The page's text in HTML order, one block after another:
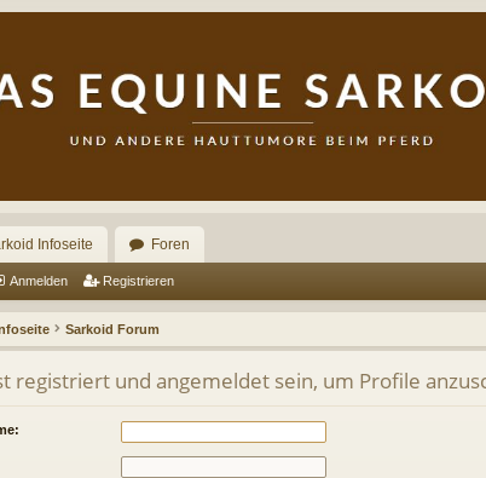
Infoseite Foren
Anmelden Registrieren
Sarkoid Forum
registriert und angemeldet sein, um Profile